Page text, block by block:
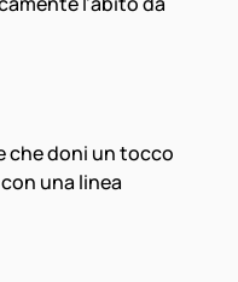
che doni un tocco
una linea